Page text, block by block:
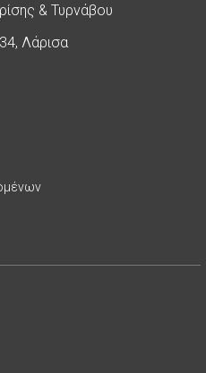
& Τυρνάβου
Λάρισα